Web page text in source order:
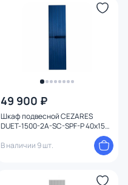
49 900 ₽
Шкаф подвесной CEZARES
DUET-1500-2A-SC-SPF-P 40х150
В наличии 9 шт.